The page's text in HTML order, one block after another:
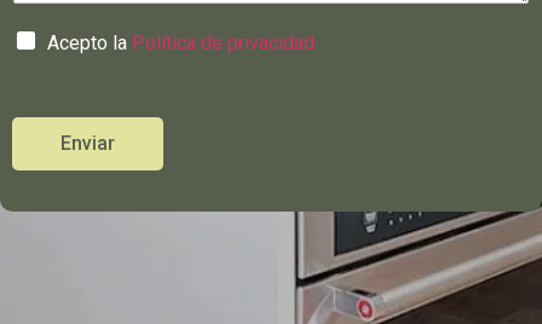
Acepto la Política de privacidad
Enviar